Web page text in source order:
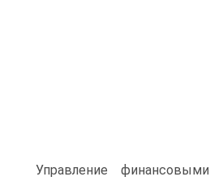
Управление